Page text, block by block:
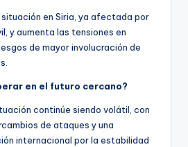
situación en Siria, ya afectada por
y aumenta las tensiones en
de mayor involucración de
en el futuro cercano?
continúe siendo volátil, con
de ataques y una
internacional por la estabilidad